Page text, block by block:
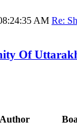
AM Re:
Of
Author